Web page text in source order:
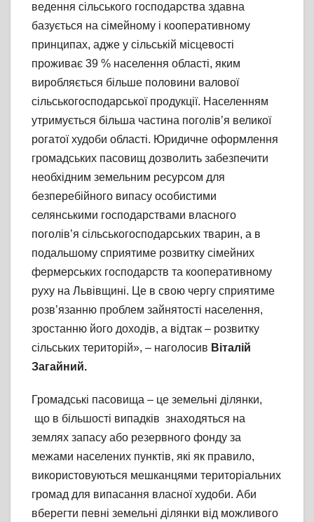
ведення сільського господарства здавна
базується на сімейному і кооперативному
принципах, адже у сільській місцевості
проживає 39 % населення області, яким
виробляється більше половини валової
сільськогосподарської продукції. Населенням
утримується більша частина поголів’я великої
рогатої худоби області. Юридичне оформлення
громадських пасовищ дозволить забезпечити
необхідним земельним ресурсом для
безперебійного випасу особистими
селянськими господарствами власного
поголів’я сільськогосподарських тварин, а в
подальшому сприятиме розвитку сімейних
фермерських господарств та кооперативному
руху на Львівщині. Це в свою чергу сприятиме
розв’язанню проблем зайнятості населення,
зростанню його доходів, а відтак – розвитку
сільських територій», – наголосив Віталій
Загайний.
Громадські пасовища – це земельні ділянки,
що в більшості випадків знаходяться на
землях запасу або резервного фонду за
межами населених пунктів, які як правило,
використовуються мешканцями територіальних
громад для випасання власної худоби. Аби
вберегти певні земельні ділянки від можливого